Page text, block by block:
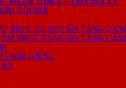
NỒI HƠI
TRỤC NGANG ĐA TẦNG
TRỤC ĐỨNG ĐA TẦNG
CHÌM GIẾNG